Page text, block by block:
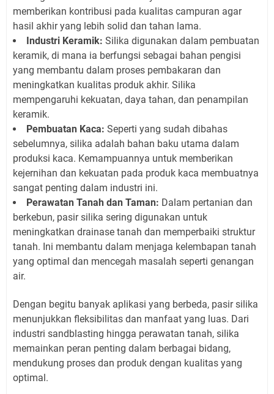
memberikan kontribusi pada kualitas campuran agar
hasil akhir yang lebih solid dan tahan lama.
Industri Keramik: Silika digunakan dalam pembuatan
keramik, di mana ia berfungsi sebagai bahan pengisi
yang membantu dalam proses pembakaran dan
meningkatkan kualitas produk akhir. Silika
mempengaruhi kekuatan, daya tahan, dan penampilan
keramik.
Pembuatan Kaca: Seperti yang sudah dibahas
sebelumnya, silika adalah bahan baku utama dalam
produksi kaca. Kemampuannya untuk memberikan
kejernihan dan kekuatan pada produk kaca membuatnya
sangat penting dalam industri ini.
Perawatan Tanah dan Taman: Dalam pertanian dan
berkebun, pasir silika sering digunakan untuk
meningkatkan drainase tanah dan memperbaiki struktur
tanah. Ini membantu dalam menjaga kelembapan tanah
yang optimal dan mencegah masalah seperti genangan
air.
Dengan begitu banyak aplikasi yang berbeda, pasir silika
menunjukkan fleksibilitas dan manfaat yang luas. Dari
industri sandblasting hingga perawatan tanah, silika
memainkan peran penting dalam berbagai bidang,
mendukung proses dan produk dengan kualitas yang
optimal.